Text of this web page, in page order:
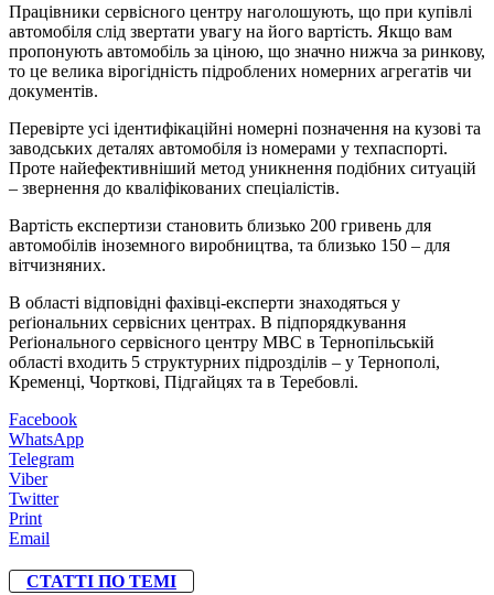
Працівники сервісного центру наголошують, що при купівлі
автомобіля слід звертати увагу на його вартість. Якщо вам
пропонують автомобіль за ціною, що значно нижча за ринкову,
то це велика вірогідність підроблених номерних агрегатів чи
документів.
Перевірте усі ідентифікаційні номерні позначення на кузові та
заводських деталях автомобіля із номерами у техпаспорті.
Проте найефективніший метод уникнення подібних ситуацій
– звернення до кваліфікованих спеціалістів.
Вартість експертизи становить близько 200 гривень для
автомобілів іноземного виробництва, та близько 150 – для
вітчизняних.
В області відповідні фахівці-експерти знаходяться у
реґіональних сервісних центрах. В підпорядкування
Реґіонального сервісного центру МВС в Тернопільській
області входить 5 структурних підрозділів – у Тернополі,
Кременці, Чорткові, Підгайцях та в Теребовлі.
Facebook
WhatsApp
Telegram
Viber
Twitter
Print
Email
СТАТТІ ПО ТЕМІ